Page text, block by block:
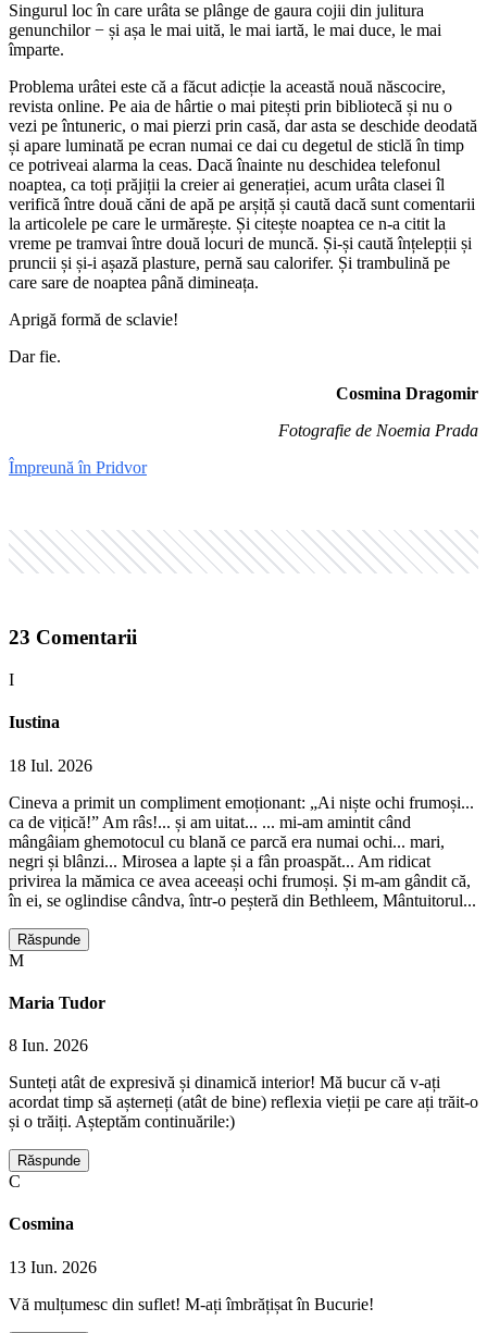
Singurul loc în care urâta se plânge de gaura cojii din julitura
genunchilor − și așa le mai uită, le mai iartă, le mai duce, le mai
împarte.
Problema urâtei este că a făcut adicție la această nouă născocire,
revista online. Pe aia de hârtie o mai pitești prin bibliotecă și nu o
vezi pe întuneric, o mai pierzi prin casă, dar asta se deschide deodată
și apare luminată pe ecran numai ce dai cu degetul de sticlă în timp
ce potriveai alarma la ceas. Dacă înainte nu deschidea telefonul
noaptea, ca toți prăjiții la creier ai generației, acum urâta clasei îl
verifică între două căni de apă pe arșiță și caută dacă sunt comentarii
la articolele pe care le urmărește. Și citește noaptea ce n-a citit la
vreme pe tramvai între două locuri de muncă. Și-și caută înțelepții și
pruncii și și-i așază plasture, pernă sau calorifer. Și trambulină pe
care sare de noaptea până dimineața.
Aprigă formă de sclavie!
Dar fie.
Cosmina Dragomir
Fotografie de Noemia Prada
Împreună în Pridvor
23 Comentarii
I
Iustina
18 Iul. 2026
Cineva a primit un compliment emoționant: „Ai niște ochi frumoși...
ca de vițică!” Am râs!... și am uitat... ... mi-am amintit când
mângâiam ghemotocul cu blană ce parcă era numai ochi... mari,
negri și blânzi... Mirosea a lapte și a fân proaspăt... Am ridicat
privirea la mămica ce avea aceeași ochi frumoși. Și m-am gândit că,
în ei, se oglindise cândva, într-o peșteră din Bethleem, Mântuitorul...
Răspunde
M
Maria Tudor
8 Iun. 2026
Sunteți atât de expresivă și dinamică interior! Mă bucur că v-ați
acordat timp să așterneți (atât de bine) reflexia vieții pe care ați trăit-o
și o trăiți. Așteptăm continuările:)
Răspunde
C
Cosmina
13 Iun. 2026
Vă mulțumesc din suflet! M-ați îmbrățișat în Bucurie!